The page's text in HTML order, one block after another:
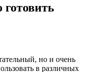
но и очень
в различных